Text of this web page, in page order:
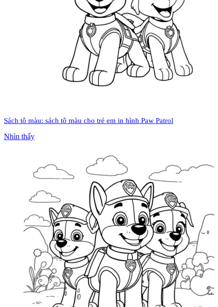
Sách tô màu: sách tô màu cho trẻ em in hình Paw Patrol
Nhìn thấy